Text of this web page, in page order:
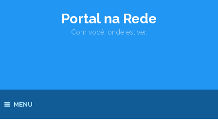
Portal na Rede
Com você, onde estiver.
MENU